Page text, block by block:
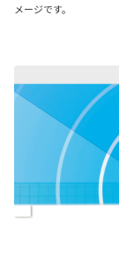
メージです。